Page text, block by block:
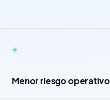
+
Menor riesgo operativo